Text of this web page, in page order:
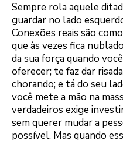
Sempre rola aquele
guardar no lado
Conexões reais são
que às vezes fica
da sua força quando
oferecer; te faz dar
chorando; e tá do seu
você mete a mão na
verdadeiros exige
sem querer mudar a
possível. Mas quando